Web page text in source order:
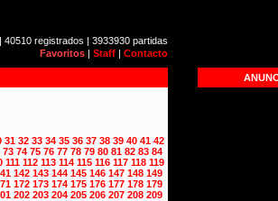
40510 registrados | 3933930 partidas
Favoritos | Staff | Contacto
31 32 33 34 35 36 37 38 39 40 41 42
73 74 75 76 77 78 79 80 81 82 83 84
111 112 113 114 115 116 117 118 119
142 143 144 145 146 147 148 149
172 173 174 175 176 177 178 179
202 203 204 205 206 207 208 209